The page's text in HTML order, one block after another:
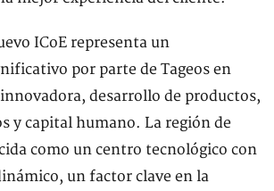
ICoE representa un
por parte de Tageos en
desarrollo de productos,
y capital humano. La región de
como un centro tecnológico con
un factor clave en la